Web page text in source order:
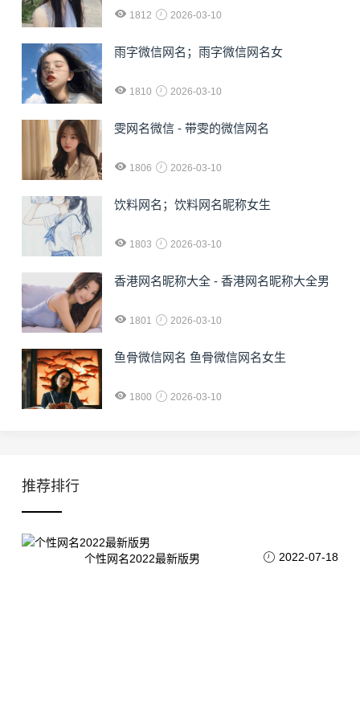
1812 2026-03-10
雨字微信网名；雨字微信网名女
1810 2026-03-10
雯网名微信 - 带雯的微信网名
1806 2026-03-10
饮料网名；饮料网名昵称女生
1803 2026-03-10
香港网名昵称大全 - 香港网名昵称大全男
1801 2026-03-10
鱼骨微信网名 鱼骨微信网名女生
1800 2026-03-10
推荐排行
个性网名2022最新版男 2022-07-18